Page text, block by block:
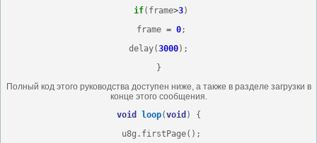
if(frame>3)
frame = 0;
delay(3000);
}
Полный код этого руководства доступен ниже, а также в разделе загрузки в
конце этого сообщения.
void
loop(void ) {
u8g.firstPage();